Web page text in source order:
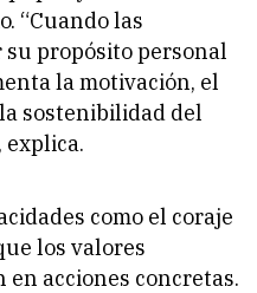
“Cuando las
propósito personal
la motivación, el
sostenibilidad del
explica.
como el coraje
los valores
acciones concretas.